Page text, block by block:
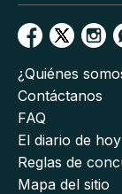
¿Quiénes
Contáctanos
FAQ
El diario de hoy
Reglas de
Mapa del sitio